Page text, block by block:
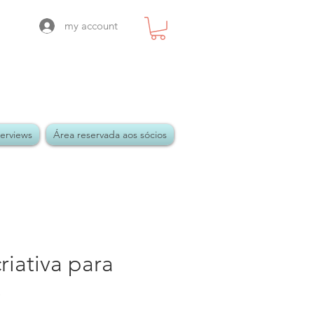
my account
Área reservada aos sócios
para